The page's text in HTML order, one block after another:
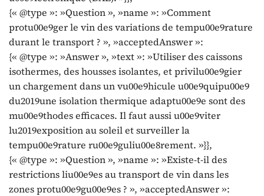
{« @type »: »Question », »name »: »Comment
protu00e9ger le vin des variations de tempu00e9rature
durant le transport ? », »acceptedAnswer »:
{« @type »: »Answer », »text »: »Utiliser des caissons
isothermes, des housses isolantes, et privilu00e9gier
un chargement dans un vu00e9hicule u00e9quipu00e9
du2019une isolation thermique adaptu00e9e sont des
mu00e9thodes efficaces. Il faut aussi u00e9viter
lu2019exposition au soleil et surveiller la
tempu00e9rature ru00e9guliu00e8rement. »}},
{« @type »: »Question », »name »: »Existe-t-il des
restrictions liu00e9es au transport de vin dans les
zones protu00e9gu00e9es ? », »acceptedAnswer »: